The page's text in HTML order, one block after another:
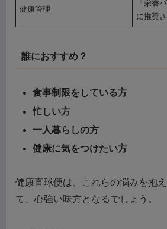
健康管理
「栄養
に推奨さ
誰におすすめ？
食事制限をしている方
忙しい方
一人暮らしの方
健康に気をつけたい方
健康直球便は、これらの悩みを抱
て、心強い味方となるでしょう。